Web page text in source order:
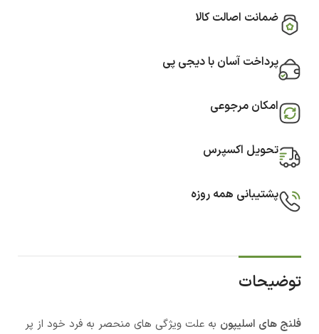
ضمانت اصالت کالا
پرداخت آسان با دیجی پی
امکان مرجوعی
تحویل اکسپرس
پشتیبانی همه روزه
توضیحات
فلنج های اسلیپون به علت ویژگی های منحصر به فرد خود از پر